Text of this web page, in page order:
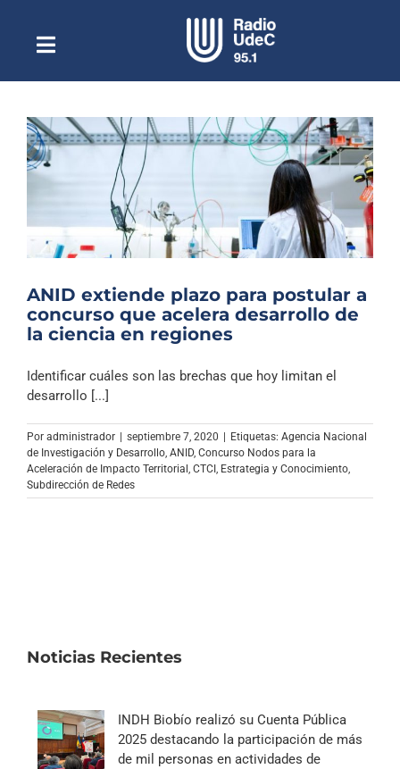
contenidoToggle
NavigationEscuchar Radio UdeC en vivo
Quiénes Somos
Programación
Podcast
Noticias
Columnas
Música Clásica
Especiales
ANID extiende plazo para postular a
concurso que acelera desarrollo de
la ciencia en regiones
Identificar cuáles son las brechas que hoy limitan el
desarrollo [...]
Por administrador | septiembre 7, 2020 | Etiquetas: Agencia Nacional
de Investigación y Desarrollo ANID, Concurso Nodos para la
Aceleración de Impacto Territorial CTCI Estrategia y Conocimiento
Subdirección de Redes
Noticias Recientes
INDH Biobío realizó su Cuenta Pública
2025 destacando la participación de más
de mil personas en actividades de